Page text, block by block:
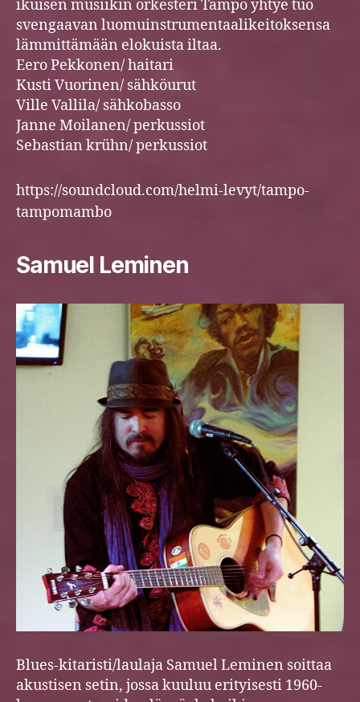
ikuisen musiikin orkesteri Tampo yhtye tuo
svengaavan luomuinstrumentaalikeitoksensa
lämmittämään elokuista iltaa.
Eero Pekkonen/ haitari
Kusti Vuorinen/ sähköurut
Ville Vallila/ sähkobasso
Janne Moilanen/ perkussiot
Sebastian krühn/ perkussiot
https://soundcloud.com/helmi-levyt/tampo-
tampomambo
Samuel Leminen
Blues-kitaristi/laulaja Samuel Leminen soittaa
akustisen setin, jossa kuuluu erityisesti 1960-